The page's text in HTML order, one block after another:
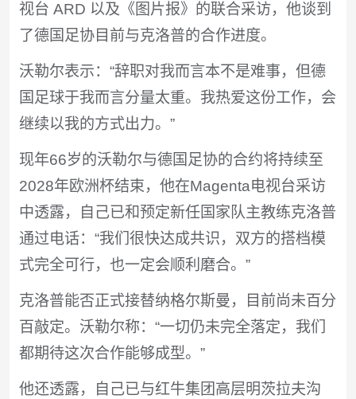
视台 ARD 以及《图片报》的联合采访，他谈到
了德国足协目前与克洛普的合作进度。
沃勒尔表示：“辞职对我而言本不是难事，但德
国足球于我而言分量太重。我热爱这份工作，会
继续以我的方式出力。”
现年66岁的沃勒尔与德国足协的合约将持续至
2028年欧洲杯结束，他在Magenta电视台采访
中透露，自己已和预定新任国家队主教练克洛普
通过电话：“我们很快达成共识，双方的搭档模
式完全可行，也一定会顺利磨合。”
克洛普能否正式接替纳格尔斯曼，目前尚未百分
百敲定。沃勒尔称：“一切仍未完全落定，我们
都期待这次合作能够成型。”
他还透露，自己已与红牛集团高层明茨拉夫沟